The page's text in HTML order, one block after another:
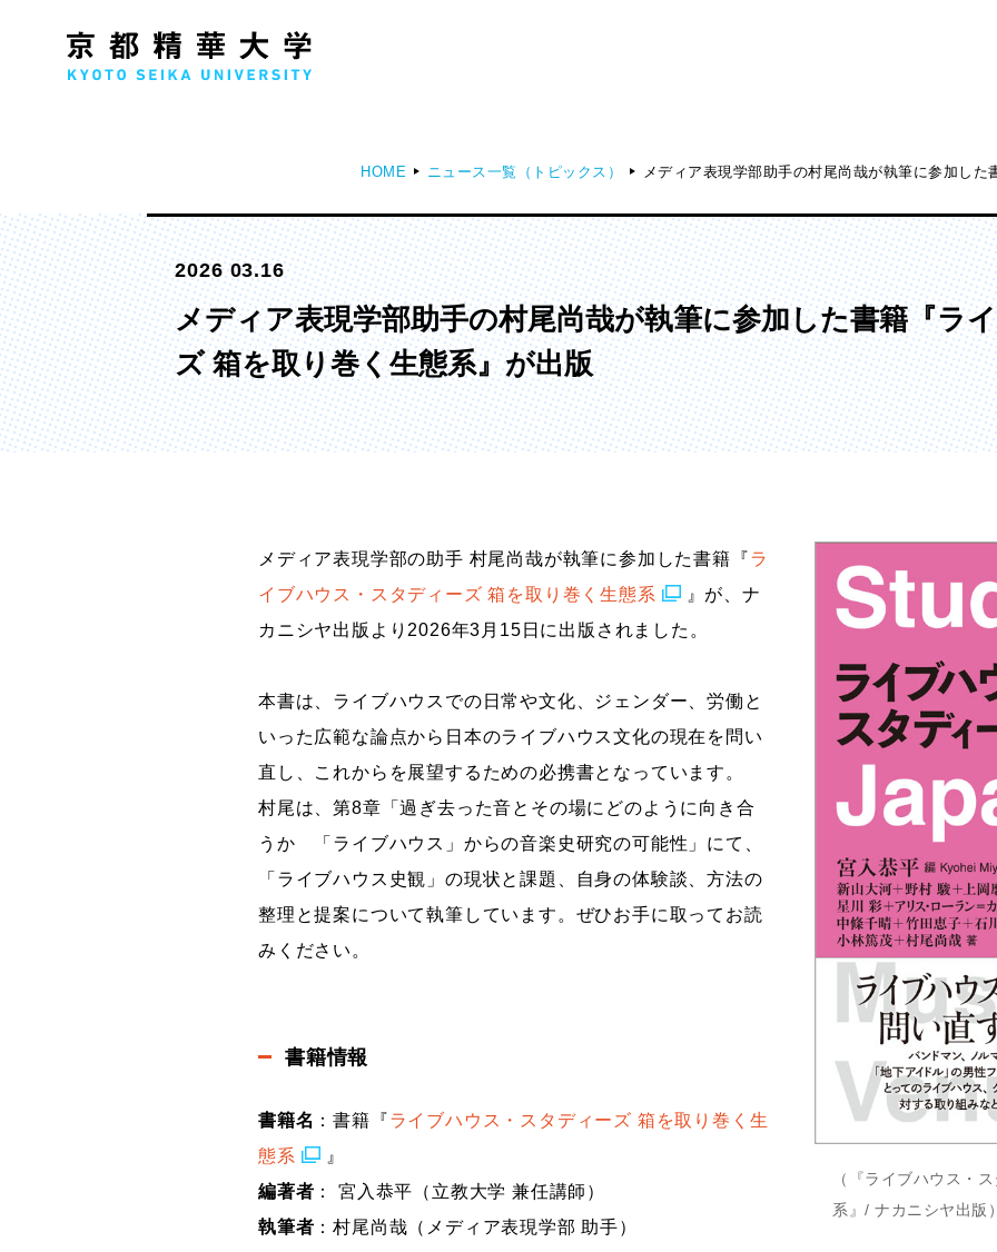
人文学部
歴史コース
文学コース
社会コース
国際文化コース
国際日本学コース
メディア表現学部
メディア表現学科
芸術学部
造形学科
デジタルクリエイションコース
イラスト学科
プロダクトデザイン学科
新世代マンガコース
キャラクターデザインコース
アニメーションコース
デザイン研究科
マンガ研究科
人文学研究科
HOME ニュース一覧（トピックス） メディア表現学部助手の村尾尚哉が執筆に参加し
2026 03.16
メディア表現学部助手の村尾尚哉が執筆に参加した書籍『ラ
ズ 箱を取り巻く生態系』が出版
（『ライブハウス・
系』/ ナカニシヤ出版）
メディア表現学部の助手 村尾尚哉が執筆に参加した書籍『ラ
イブハウス・スタディーズ 箱を取り巻く生態系
』が、ナ
カニシヤ出版より2026年3月15日に出版されました。
本書は、ライブハウスでの日常や文化、ジェンダー、労働と
いった広範な論点から日本のライブハウス文化の現在を問い
直し、これからを展望するための必携書となっています。
村尾は、第8章「過ぎ去った音とその場にどのように向き合
うか 「ライブハウス」からの音楽史研究の可能性」にて、
「ライブハウス史観」の現状と課題、自身の体験談、方法の
整理と提案について執筆しています。ぜひお手に取ってお読
みください。
書籍情報
書籍名 ：書籍『ライブハウス・スタディーズ 箱を取り巻く生
態系
』
編著者 ： 宮入恭平（立教大学 兼任講師）
執筆者 ：村尾尚哉（メディア表現学部 助手）